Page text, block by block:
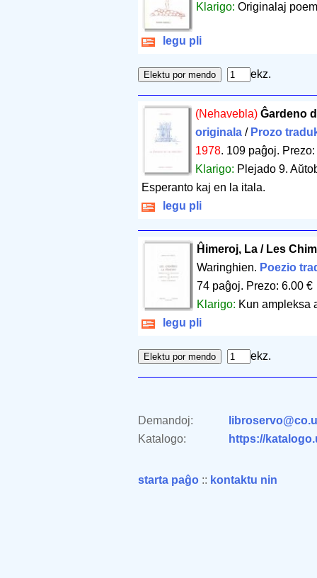
Klarigo: Originalaj
legu pli
ekz.
(Nehavebla) Ĝardeno
originala/ Prozo
1978. 109 paĝoj.
Klarigo: Plejado 9.
Esperanto kaj en la itala.
legu pli
Ĥimeroj, La / Les
Waringhien. Poezio
74 paĝoj. Prezo: 6.00 €
Klarigo: Kun ampleksa
legu pli
ekz.
Demandoj:
Katalogo:
https://
starta paĝo :: kontaktu nin